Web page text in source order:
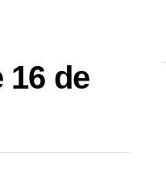
16 de